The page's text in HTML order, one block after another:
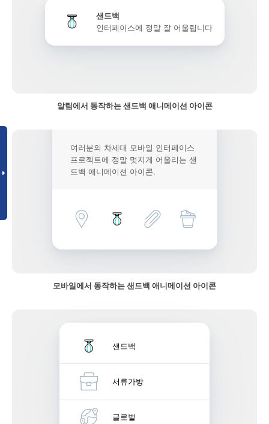
샌드백
인터페이스에 정말 잘 어울립니다
알림에서 동작하는 샌드백 애니메이션 아이콘
여러분의 차세대 모바일 인터페이스
프로젝트에 정말 멋지게 어울리는 샌
드백 애니메이션 아이콘.
모바일에서 동작하는 샌드백 애니메이션 아이콘
샌드백
서류가방
글로벌